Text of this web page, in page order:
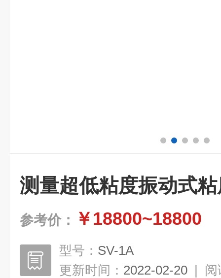
测量超低粘度振动式
参考价： ￥18800~18800
型号： SV-1A
更新时间： 2022-02-20 | 阅